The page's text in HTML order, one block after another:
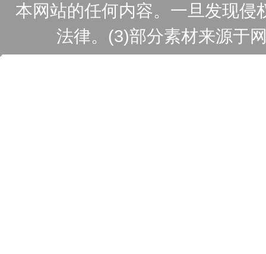
本网站的任何内容。一旦发现侵
法律。(3)部分素材来源于